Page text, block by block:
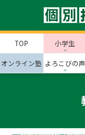
TOP 小学生
オンライン塾 よろこびの声